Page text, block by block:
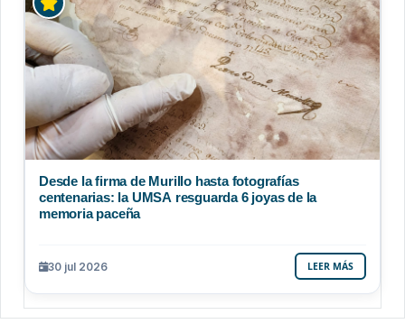
Desde la firma de Murillo hasta fotografías
centenarias: la UMSA resguarda 6 joyas de la
memoria paceña
30 jul 2026 LEER MÁS